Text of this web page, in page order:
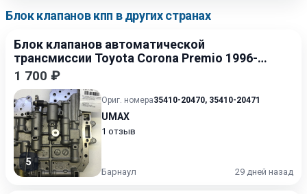
Блок клапанов кпп в других странах
Блок клапанов автоматической
трансмиссии Toyota Corona Premio 1996-
2001
1 700 ₽
5
Ориг. номера35410-20470, 35410-20471
UMAX
1 отзыв
Барнаул 29 дней назад